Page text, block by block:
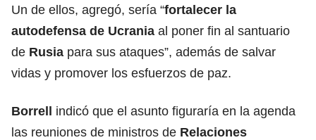
Un de ellos, agregó, sería “fortalecer la
autodefensa de Ucrania al poner fin al santuario
de Rusia para sus ataques”, además de salvar
vidas y promover los esfuerzos de paz.
Borrell indicó que el asunto figuraría en la agenda
las reuniones de ministros de Relaciones